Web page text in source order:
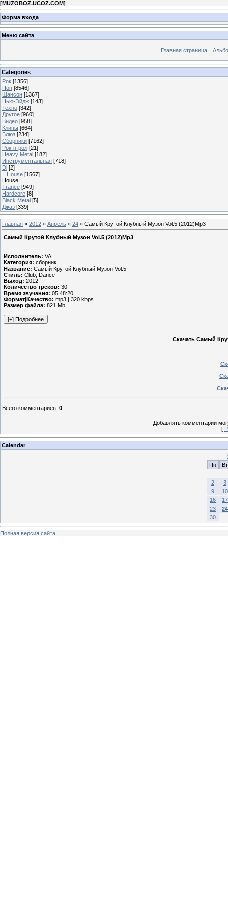
[MUZOBOZ.UCOZ.COM]
Форма входа
Меню сайта
Главная страница
Categories
Рок [1356]
Поп [8546]
Шансон [1367]
Нью-Эйдж [143]
Техно [342]
Другое [960]
Видео [958]
Клипы [664]
Блюз [234]
Сборники [7162]
Рок-н-рол [21]
Heavy Metal [182]
Инструментальная [718]
Dj [2]
...House [1567]
House
Trance [949]
Hardcore [8]
Black Metal [5]
Джаз [339]
Главная » 2012 » Апрель » 24 » Самый Крутой Клубный Музон Vol.5 (2012)Mp3
Самый Крутой Клубный Музон Vol.5 (2012)Mp3
Исполнитель: VA
Категория: сборник
Название: Самый Крутой Клубный Музон Vol.5
Стиль: Club, Dance
Выход: 2012
Количество треков: 30
Время звучания: 05:48:20
Формат|Качество: mp3 | 320 kbps
Размер файла: 821 Mb
Скачать Самый
Всего комментариев: 0
Добавлять комментарии
[
Calendar
Пн
Вт
2
3
9
10
16
17
23
24
30
Полная версия сайта